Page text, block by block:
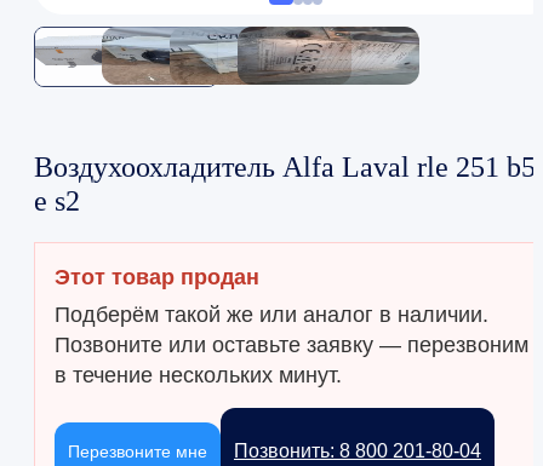
Воздухоохладитель Alfa Laval rle 251
e s2
Этот товар продан
Подберём такой же или аналог в наличии.
Позвоните или оставьте заявку — перезвоним
в течение нескольких минут.
Позвонить: 8 800 201-80-04
Перезвоните мне